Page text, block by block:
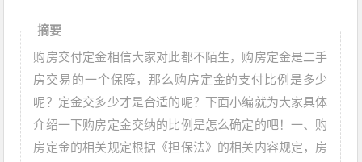
摘要
购房交付定金相信大家对此都不陌生，购房定金是二手
房交易的一个保障，那么购房定金的支付比例是多少
呢？定金交多少才是合适的呢？下面小编就为大家具体
介绍一下购房定金交纳的比例是怎么确定的吧！一、购
房定金的相关规定根据《担保法》的相关内容规定，房